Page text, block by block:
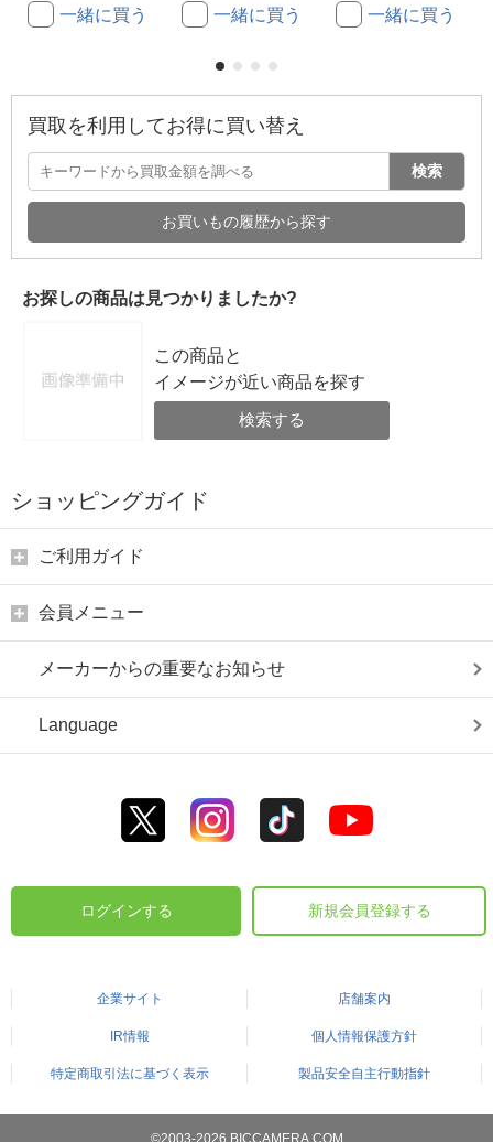
一緒に買う 一緒に買う 一緒に買う
買取を利用してお得に買い替え
検索
お買いもの履歴から探す
お探しの商品は見つかりましたか?
この商品と
イメージが近い商品を探す
検索する
ショッピングガイド
ご利用ガイド
会員メニュー
メーカーからの重要なお知らせ
Language
ログインする 新規会員登録する
企業サイト 店舗案内
IR情報 個人情報保護方針
特定商取引法に基づく表示 製品安全自主行動指針
©2003-2026 BICCAMERA.COM